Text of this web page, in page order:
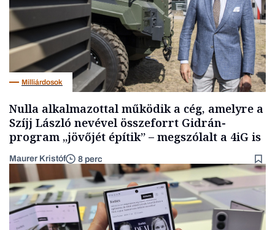
Milliárdosok
Nulla alkalmazottal működik a cég, amelyre a
Szíjj László nevével összeforrt Gidrán-
program „jövőjét építik” – megszólalt a 4iG is
Maurer Kristóf 8 perc